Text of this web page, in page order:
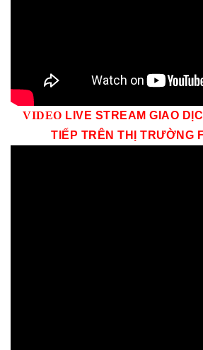
VIDEO LIVE STREAM GIAO
TIẾP TRÊN THỊ TRƯỜNG